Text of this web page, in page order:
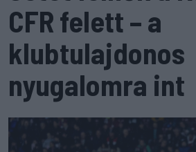
CFR felett – a
klubtulajdonos
nyugalomra int